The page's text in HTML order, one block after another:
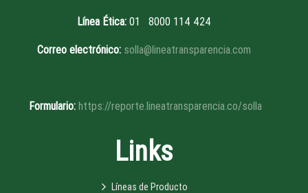
Línea Ética:01 8000 114 424
Correo electrónico: solla@lineatransparencia.com
Formulario: https://reporte.lineatransparencia.co/solla
Links
Líneas de Producto